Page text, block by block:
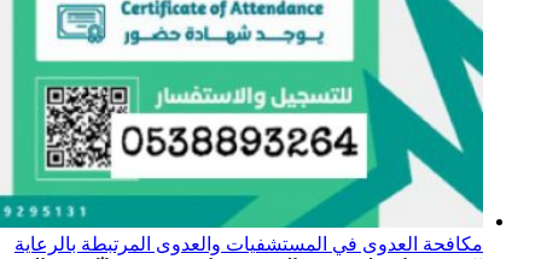
مكافحة العدوى في المستشفيات والعدوى المرتبطة بالرعاية